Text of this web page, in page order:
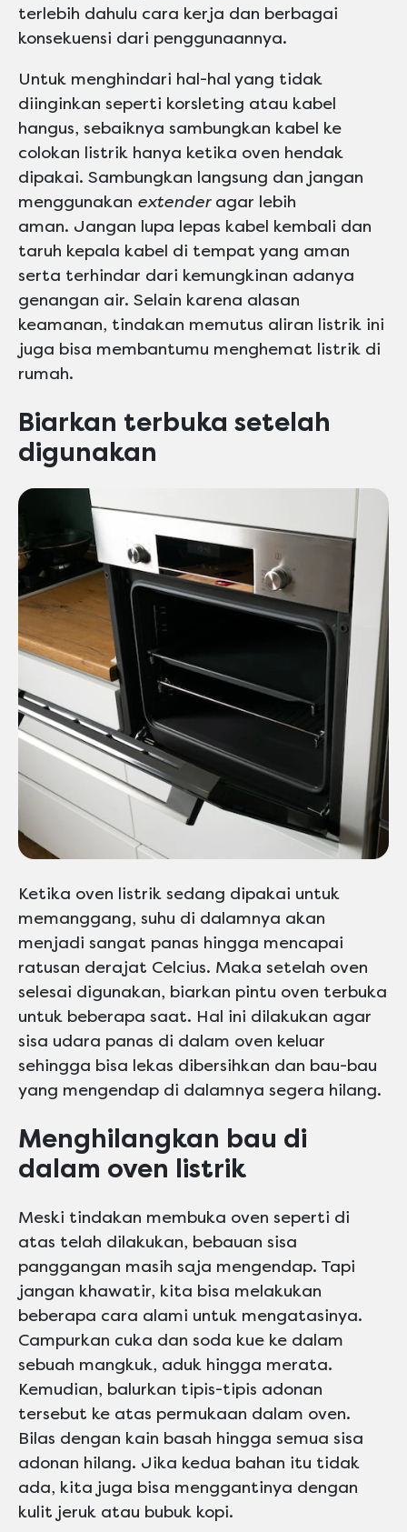
terlebih dahulu cara kerja dan berbagai
konsekuensi dari penggunaannya.
Untuk menghindari hal-hal yang tidak
diinginkan seperti korsleting atau kabel
hangus, sebaiknya sambungkan kabel ke
colokan listrik hanya ketika oven hendak
dipakai. Sambungkan langsung dan jangan
menggunakan extender agar lebih
aman. Jangan lupa lepas kabel kembali dan
taruh kepala kabel di tempat yang aman
serta terhindar dari kemungkinan adanya
genangan air. Selain karena alasan
keamanan, tindakan memutus aliran listrik ini
juga bisa membantumu menghemat listrik di
rumah.
Biarkan terbuka setelah
digunakan
Ketika oven listrik sedang dipakai untuk
memanggang, suhu di dalamnya akan
menjadi sangat panas hingga mencapai
ratusan derajat Celcius. Maka setelah oven
selesai digunakan, biarkan pintu oven terbuka
untuk beberapa saat. Hal ini dilakukan agar
sisa udara panas di dalam oven keluar
sehingga bisa lekas dibersihkan dan bau-bau
yang mengendap di dalamnya segera hilang.
Menghilangkan bau di
dalam oven listrik
Meski tindakan membuka oven seperti di
atas telah dilakukan, bebauan sisa
panggangan masih saja mengendap. Tapi
jangan khawatir, kita bisa melakukan
beberapa cara alami untuk mengatasinya.
Campurkan cuka dan soda kue ke dalam
sebuah mangkuk, aduk hingga merata.
Kemudian, balurkan tipis-tipis adonan
tersebut ke atas permukaan dalam oven.
Bilas dengan kain basah hingga semua sisa
adonan hilang. Jika kedua bahan itu tidak
ada, kita juga bisa menggantinya dengan
kulit jeruk atau bubuk kopi.